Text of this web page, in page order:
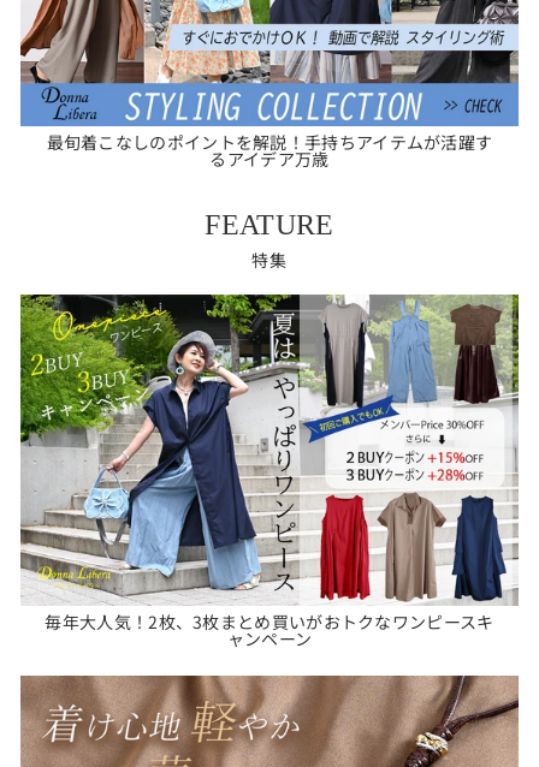
最旬着こなしのポイントを解説！手持ちアイテムが活躍す
るアイデア万歳
FEATURE
特集
毎年大人気！2枚、3枚まとめ買いがおトクなワンピースキ
ャンペーン